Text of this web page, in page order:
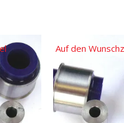
Auf den